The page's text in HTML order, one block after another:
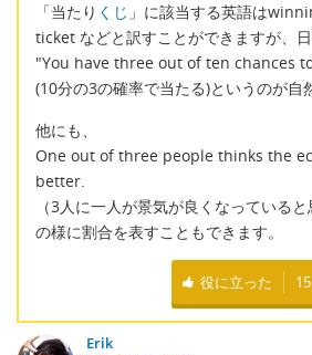
「当たり くじ 」に該当する英語は
ticket などと訳すことができますが、日
"You have three out of ten chances
(10分の3の確率で当たる)というのが自
他にも、
One out of three people thinks the
better.
（3人に一人が景気が良くなっていると
の様に割合を表すこともできます。
役に立った 15
Erik